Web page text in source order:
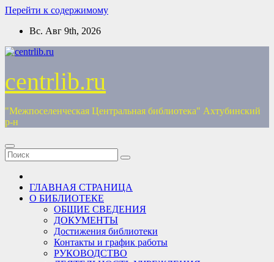
Перейти к содержимому
Вс. Авг 9th, 2026
centrlib.ru
"Межпоселенческая Центральная библиотека" Ахтубинский
р-н
ГЛАВНАЯ СТРАНИЦА
О БИБЛИОТЕКЕ
ОБЩИЕ СВЕДЕНИЯ
ДОКУМЕНТЫ
Достижения библиотеки
Контакты и график работы
РУКОВОДСТВО